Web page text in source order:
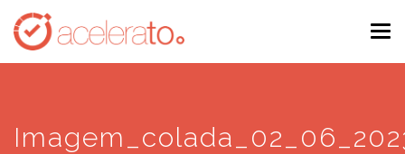
Skip
main